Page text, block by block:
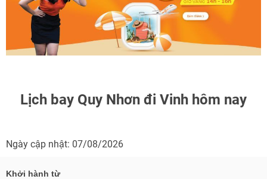
Lịch bay Quy Nhơn đi Vinh hôm nay
Ngày cập nhật: 07/08/2026
Khởi hành từ